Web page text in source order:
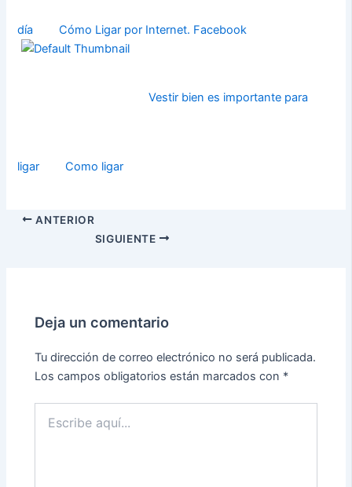
día Cómo Ligar por Internet. Facebook
Vestir bien es importante para
ligar Como ligar
ANTERIOR
SIGUIENTE
Deja un comentario
Tu dirección de correo electrónico no será publicada.
Los campos obligatorios están marcados con *
aquí...